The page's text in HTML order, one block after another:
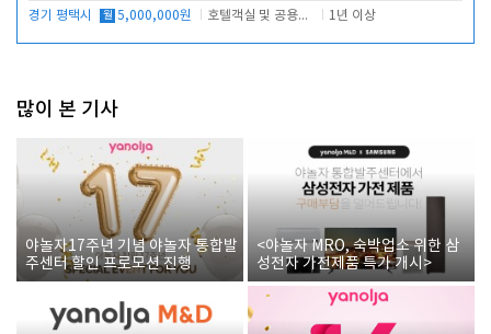
경기 평택시 월 5,000,000원 호텔객실 및 공용시설 청소 관리 1년 이상
많이 본 기사
야놀자17주년 기념 야놀자 통합발
주센터 할인 프로모션 진행
<야놀자 MRO, 숙박업소 위한 삼
성전자 가전제품 특가 개시>